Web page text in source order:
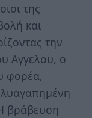
της
και
την
Αγγελου, ο
φορέα,
βράβευση